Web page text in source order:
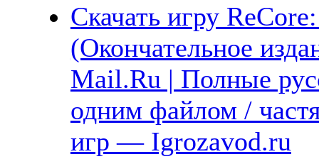
Скачать игру
(Окончательное
Mail.Ru | Полные
одним файлом /
игр — Igrozavod.ru